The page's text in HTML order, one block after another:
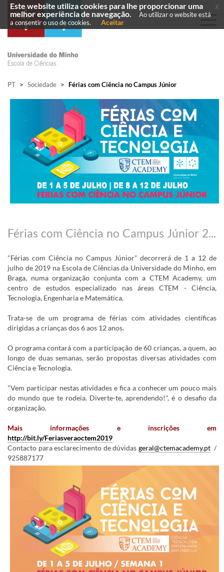
PT > Sociedade > Férias com Ciência no Campus Júnior
Férias com Ciência no Campus Júnior 2019
"Férias com Ciência no Campus Júnior" decorrerá de 1 a 12 de
julho de 2019 na Escola de Ciências da Universidade do Minho, em
Braga, numa organização conjunta com a CTEM Academy, um
centro de estudos especializado nas áreas CTEM - Ciência,
Tecnologia, Engenharia e Matemática.
Trata-se de um programa de férias com atividades científicas
dirigidas a crianças dos 6 aos 12 anos.
O programa contará com a participação de 60 crianças, a quem, ao
longo de duas semanas, serão propostas diversas atividades com
Ciência e Tecnologia.
"Vem participar nestas atividades e fica a conhecer um pouco mais
do mundo que te rodeia. Diverte-te, aprendendo!", é o desafio da
organização.
Mais informações e inscrições em
http://bit.ly/Feriasveraoctem2019
Contacto para esclarecimento de dúvidas geral@ctemacademy.pt/
925887177
Este website utiliza cookies para lhe proporcionar uma
melhor experiência de navegação.
Ao utilizar o website está
a consentir o uso de cookies.
Aceitar
x